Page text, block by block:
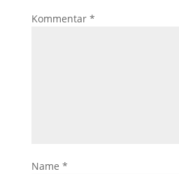
Kommentar *
Name *